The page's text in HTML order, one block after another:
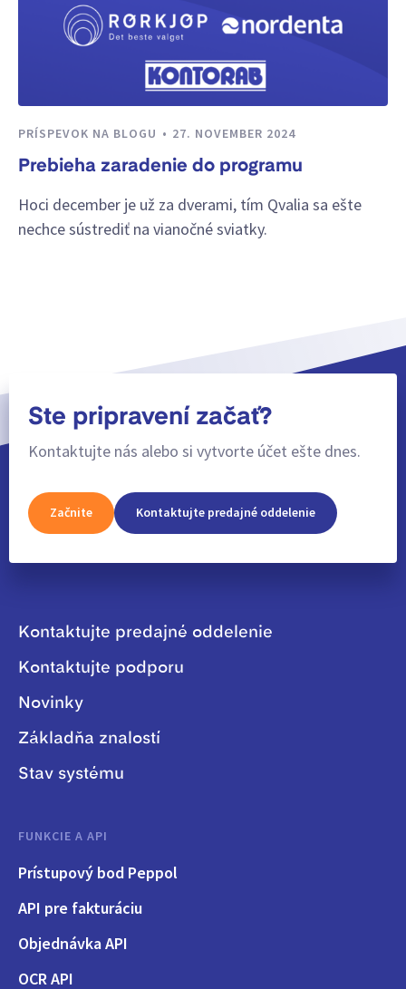
PRÍSPEVOK NA BLOGU 27. NOVEMBER 2024
Prebieha zaradenie do programu
Hoci december je už za dverami, tím Qvalia sa ešte
nechce sústrediť na vianočné sviatky.
Ste pripravení začať?
Kontaktujte nás alebo si vytvorte účet ešte dnes.
Začnite Kontaktujte predajné oddelenie
Kontaktujte predajné oddelenie
Kontaktujte podporu
Novinky
Základňa znalostí
Stav systému
FUNKCIE A API
Prístupový bod Peppol
API pre fakturáciu
Objednávka API
OCR API